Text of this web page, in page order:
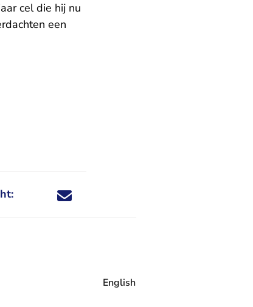
cel die hij nu
een
Deel dit nieuwsbericht via X - U verlaat
Deel dit nieuwsbericht via Facebook - U
Deel dit nieuwsbericht via e-mail
Deel dit nieuwsbericht via LinkedIn - U
English